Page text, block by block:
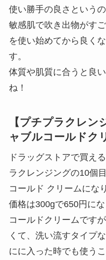
使い勝手の良さという
敏感肌で吹き出物がす
を使い始めてから良く
す。
体質や肌質に合うと良
ね！
【プチプラクレン
ャブルコールドク
ドラッグストアで買え
ラクレンジングの10個
コールド クリームにな
価格は300gで650円にな
コールドクリームです
くて、洗い流すタイプ
にに入った時でも使う